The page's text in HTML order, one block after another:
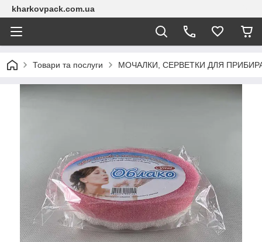
kharkovpack.com.ua
Товари та послуги МОЧАЛКИ, СЕРВЕТКИ ДЛЯ